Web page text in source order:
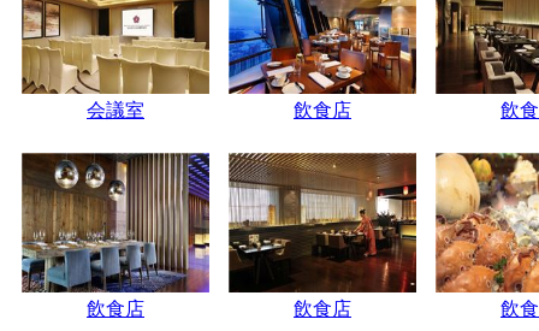
会議室 飲食店 飲
飲食店 飲食店 飲